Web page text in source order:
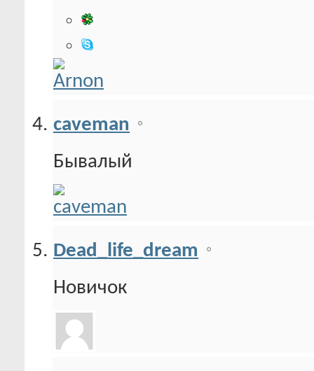
caveman
Бывалый
Dead_life_dream
Новичок